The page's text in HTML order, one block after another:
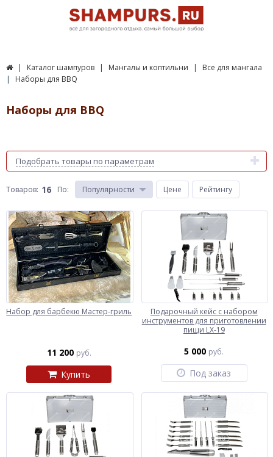
Каталог шампуров Мангалы и коптильни
Все для мангала
Наборы для BBQ
Наборы для BBQ
Подобрать товары по параметрам
Товаров: 16 По: Популярности Цене Рейтингу
Набор для барбекю Мастер-гриль
11 200 руб.
Купить
Подарочный кейс с набором
инструментов для приготовлении
пищи LX-19
5 000 руб.
Под заказ